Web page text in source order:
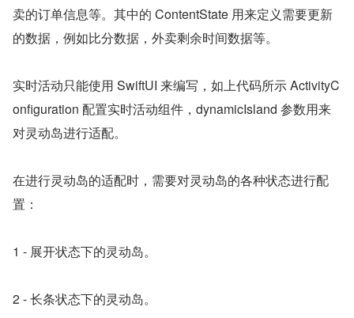
卖的订单信息等。其中的 ContentState 用来定义需要更新
的数据，例如比分数据，外卖剩余时间数据等。
实时活动只能使用 SwiftUI 来编写，如上代码所示 ActivityC
onfiguration 配置实时活动组件，dynamicIsland 参数用来
对灵动岛进行适配。
在进行灵动岛的适配时，需要对灵动岛的各种状态进行配
置：
1 - 展开状态下的灵动岛。
2 - 长条状态下的灵动岛。